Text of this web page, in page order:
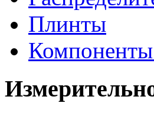
Плинты
Компоненты